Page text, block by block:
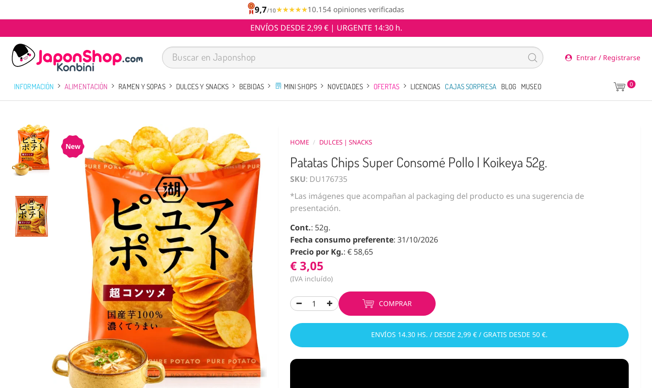
9,7/10★★★★★
★★★★★10.154 opiniones verificadas
ENVÍOS DESDE 2,99 € | URGENTE 14:30 h.
Entrar / Registrarse
INFORMACIÓN ALIMENTACIÓN RAMEN Y SOPAS DULCES Y SNACKS BEBIDAS MINI SHOPS NOVEDADES OFERTAS LICENCIAS CAJAS SORPRESA BLOG MUSEO 0
New HOME / DULCES | SNACKS
Patatas Chips Super Consomé Pollo | Koikeya 52g.
SKU: DU176735
*Las imágenes que acompañan al packaging del producto es una sugerencia de
presentación.
Cont.: 52g.
Fecha consumo preferente: 31/10/2026
Precio por Kg.: € 58,65
€ 3,05
(IVA incluído)
COMPRAR
ENVÍOS 14.30 HS. / DESDE 2,99 € / GRATIS DESDE 50 €.